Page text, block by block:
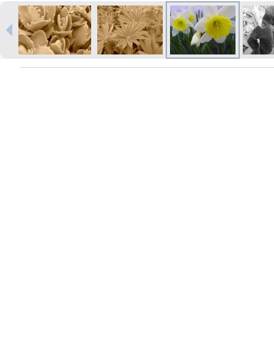
Izdrukas 1h laikā Rīgā – pasūtiet
tiešsaistē
Dažādi formāti un papīra veidi